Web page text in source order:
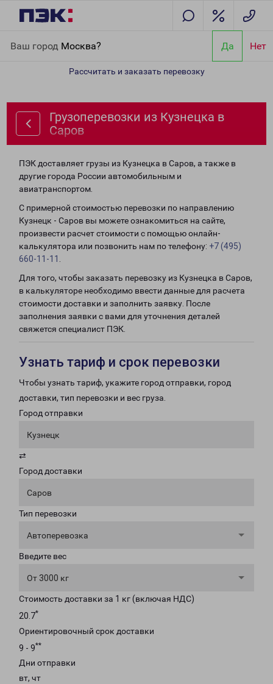
Ваш город Москва? Да Нет
Рассчитать и заказать перевозку
Грузоперевозки из Кузнецка в
Саров
ПЭК доставляет грузы из Кузнецка в Саров, а также в
другие города России автомобильным и
авиатранспортом.
С примерной стоимостью перевозки по направлению
Кузнецк - Саров вы можете ознакомиться на сайте,
произвести расчет стоимости с помощью онлайн-
калькулятора или позвонить нам по телефону: +7 (495)
660-11-11
Для того, чтобы заказать перевозку из Кузнецка в Саров,
в калькуляторе необходимо ввести данные для расчета
стоимости доставки и заполнить заявку. После
заполнения заявки с вами для уточнения деталей
свяжется специалист ПЭК.
Узнать тариф и срок перевозки
Чтобы узнать тариф, укажите город отправки, город
доставки, тип перевозки и вес груза.
Город отправки
Кузнецк
⇄
Город доставки
Саров
Тип перевозки
Автоперевозка
Введите вес
От 3000 кг
Стоимость доставки за 1 кг (включая НДС)
20.7*
Ориентировочный срок доставки
9 - 9**
Дни отправки
вт, чт